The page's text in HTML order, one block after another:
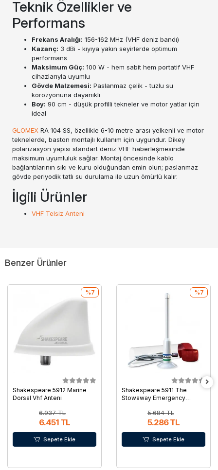
Teknik Özellikler ve
Performans
Frekans Aralığı: 156-162 MHz (VHF deniz bandı)
Kazanç: 3 dBi - kıyıya yakın seyirlerde optimum
performans
Maksimum Güç: 100 W - hem sabit hem portatif VHF
cihazlarıyla uyumlu
Gövde Malzemesi: Paslanmaz çelik - tuzlu su
korozyonuna dayanıklı
Boy: 90 cm - düşük profilli tekneler ve motor yatlar için
ideal
GLOMEX RA 104 SS, özellikle 6-10 metre arası yelkenli ve motor
teknelerde, baston montajlı kullanım için uygundur. Dikey
polarizasyon yapısı standart deniz VHF haberleşmesinde
maksimum uyumluluk sağlar. Montaj öncesinde kablo
bağlantılarının sıkı ve kuru olduğundan emin olun; paslanmaz
gövde periyodik tatlı su durulama ile uzun ömürlü kalır.
İlgili Ürünler
VHF Telsiz Anteni
Benzer Ürünler
Shakespeare 5912 Marine
Dorsal Vhf Anteni
6.937 TL
6.451 TL
%7
Sepete Ekle
Shakespeare 5911 The
Stowaway Emergency
5.684 TL
5.286 TL
%7
Sepete Ekle